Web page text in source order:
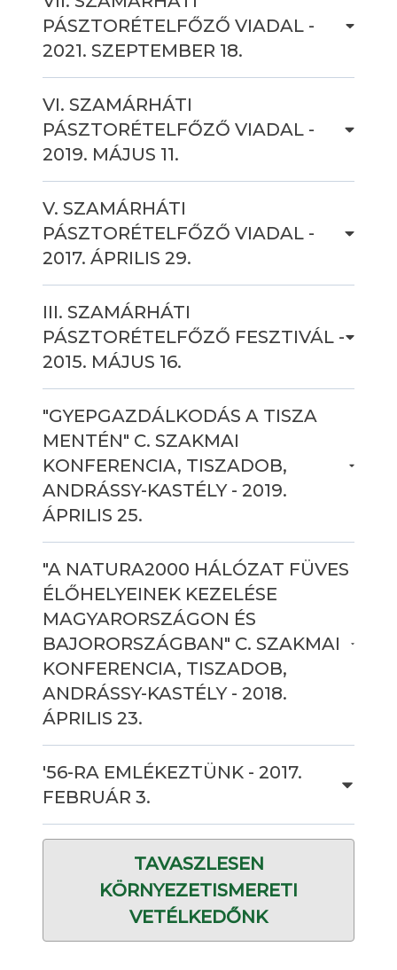
PÁSZTORÉTELFŐZŐ VIADAL -
2021. SZEPTEMBER 18.
VI. SZAMÁRHÁTI
PÁSZTORÉTELFŐZŐ VIADAL -
2019. MÁJUS 11.
V. SZAMÁRHÁTI
PÁSZTORÉTELFŐZŐ VIADAL -
2017. ÁPRILIS 29.
III. SZAMÁRHÁTI
PÁSZTORÉTELFŐZŐ FESZTIVÁL -
2015. MÁJUS 16.
"GYEPGAZDÁLKODÁS A TISZA
MENTÉN" C. SZAKMAI
KONFERENCIA, TISZADOB,
ANDRÁSSY-KASTÉLY - 2019.
ÁPRILIS 25.
"A NATURA2000 HÁLÓZAT FÜVES
ÉLŐHELYEINEK KEZELÉSE
MAGYARORSZÁGON ÉS
BAJORORSZÁGBAN" C. SZAKMAI
KONFERENCIA, TISZADOB,
ANDRÁSSY-KASTÉLY - 2018.
ÁPRILIS 23.
'56-RA EMLÉKEZTÜNK - 2017.
FEBRUÁR 3.
TAVASZLESEN
KÖRNYEZETISMERETI
VETÉLKEDŐNK